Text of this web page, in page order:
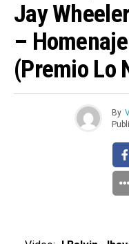
Jay
–
(Premio Lo
By